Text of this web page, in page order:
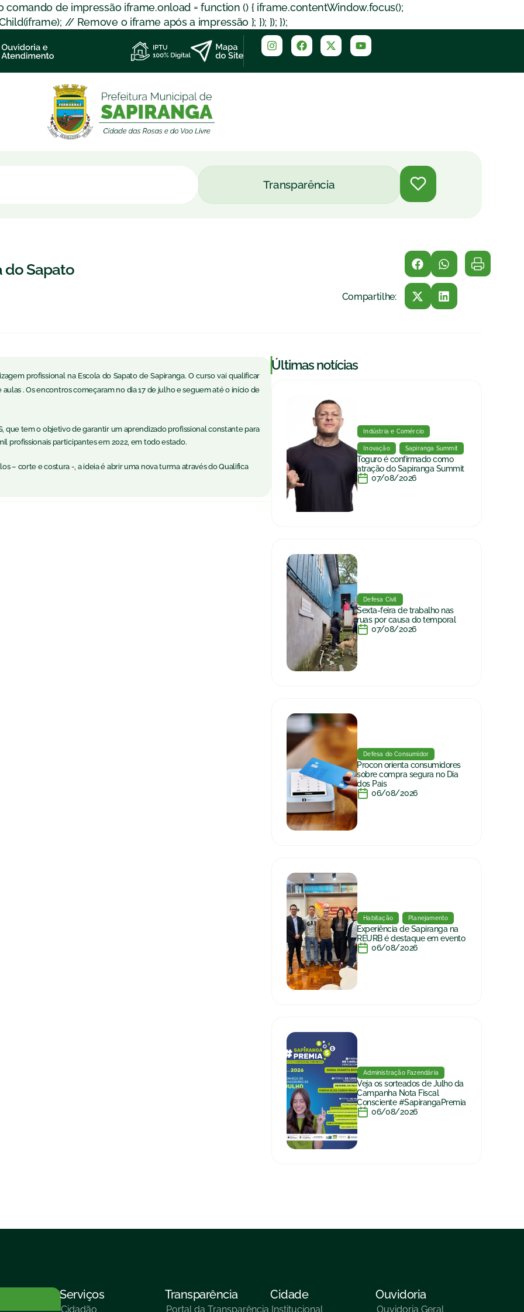
de impressão iframe.onload = function () { iframe.contentWindow.focus();
// Remove o iframe após a impressão }; }); }); });
Transparência
do Sapato
Compartilhe:
profissional na Escola do Sapato de Sapiranga. O curso vai qualificar
. Os encontros começaram no dia 17 de julho e seguem até o início de
que tem o objetivo de garantir um aprendizado profissional constante para
profissionais participantes em 2022, em todo estado.
– corte e costura -, a ideia é abrir uma nova turma através do Qualifica
|Últimas notícias
Indústria e Comércio
Inovação Sapiranga Summit
Toguro é confirmado como
atração do Sapiranga Summit
07/08/2026
Defesa Civil
Sexta-feira de trabalho nas
ruas por causa do temporal
07/08/2026
Defesa do Consumidor
Procon orienta consumidores
sobre compra segura no Dia
dos Pais
06/08/2026
Habitação Planejamento
Experiência de Sapiranga na
REURB é destaque em evento
06/08/2026
Administração Fazendária
Veja os sorteados de Julho da
Campanha Nota Fiscal
Consciente #SapirangaPremia
06/08/2026
Serviços
Cidadão
Transparência
Portal da Transparência
Cidade
Institucional
Ouvidoria
Ouvidoria Geral